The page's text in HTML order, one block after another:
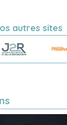
autres sites